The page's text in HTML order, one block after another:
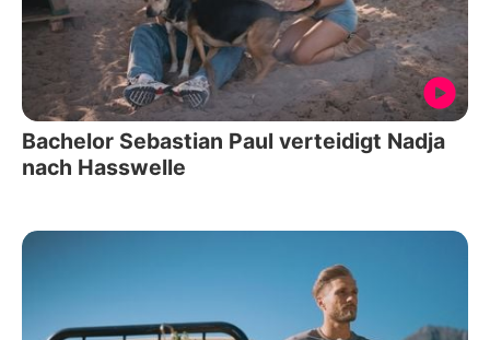
Bachelor Sebastian Paul verteidigt Nadja
nach Hasswelle